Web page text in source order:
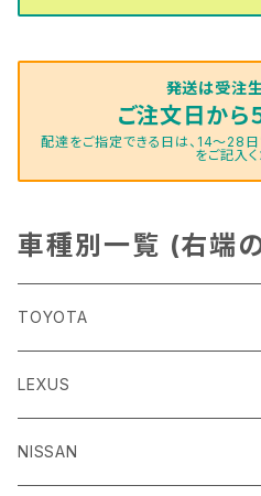
発送は受注
ご注文日から
配達をご指定できる日は、14～28
をご記入
車種別一覧 (右端
TOYOTA
86
H24/4～R3/8 ZN6
GR86
LEXUS
ＣＴ
NISSAN